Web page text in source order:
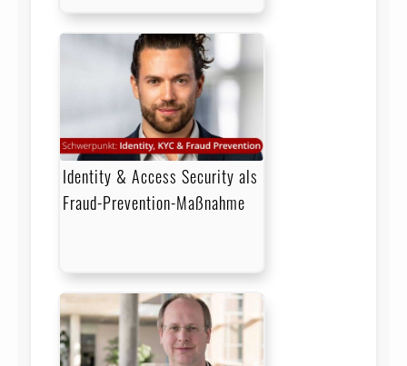
Identity & Access Security als
Fraud-Prevention-Maßnahme